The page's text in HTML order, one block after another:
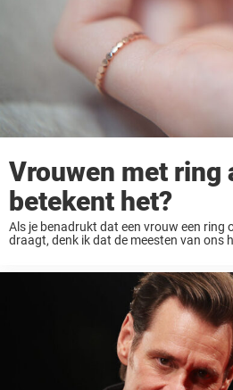
Vrouwen met ring
betekent het?
Als je benadrukt dat een vrouw een ring
draagt, denk ik dat de meesten van ons